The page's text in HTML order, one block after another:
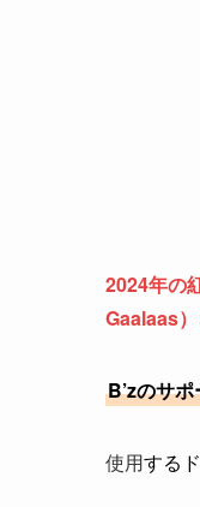
2024年の
Gaalaas）
B’zのサ
使用する